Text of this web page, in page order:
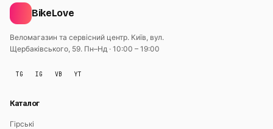
BikeLove
Веломагазин та сервісний центр. Київ, вул.
Щербаківського, 59. Пн–Нд · 10:00 – 19:00
TG IG VB YT
Каталог
Гірські